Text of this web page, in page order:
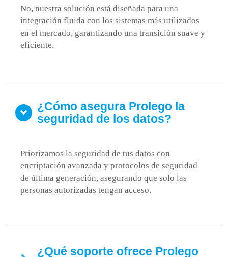
No, nuestra solución está diseñada para una
integración fluida con los sistemas más utilizados
en el mercado, garantizando una transición suave y
eficiente.
¿Cómo asegura Prolego la
seguridad de los datos?
Priorizamos la seguridad de tus datos con
encriptación avanzada y protocolos de seguridad
de última generación, asegurando que solo las
personas autorizadas tengan acceso.
¿Qué soporte ofrece Prolego